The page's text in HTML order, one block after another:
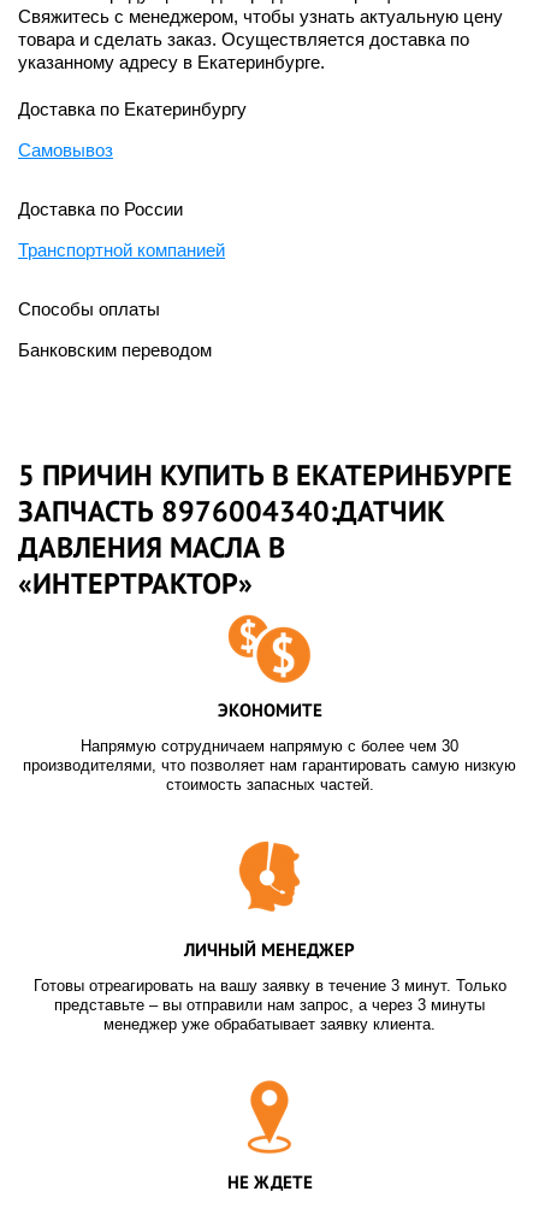
Свяжитесь с менеджером, чтобы узнать актуальную цену
товара и сделать заказ. Осуществляется доставка по
указанному адресу в Екатеринбурге.
Доставка по Екатеринбургу
Самовывоз
Доставка по России
Транспортной компанией
Способы оплаты
Банковским переводом
5 ПРИЧИН КУПИТЬ В ЕКАТЕРИНБУРГЕ
ЗАПЧАСТЬ 8976004340:ДАТЧИК
ДАВЛЕНИЯ МАСЛА В
«ИНТЕРТРАКТОР»
ЭКОНОМИТЕ
Напрямую сотрудничаем напрямую с более чем 30
производителями, что позволяет нам гарантировать самую низкую
стоимость запасных частей.
ЛИЧНЫЙ МЕНЕДЖЕР
Готовы отреагировать на вашу заявку в течение 3 минут. Только
представьте – вы отправили нам запрос, а через 3 минуты
менеджер уже обрабатывает заявку клиента.
НЕ ЖДЕТЕ